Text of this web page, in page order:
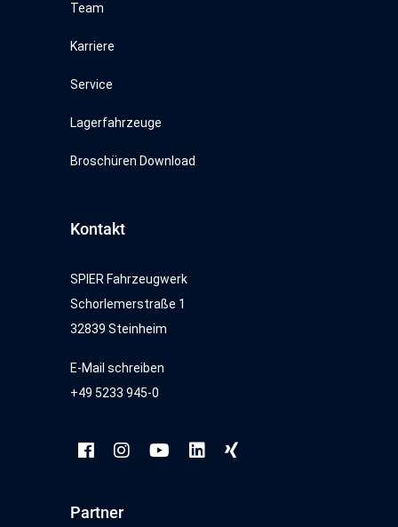
Team
Karriere
Service
Lagerfahrzeuge
Broschüren Download
Kontakt
SPIER Fahrzeugwerk
Schorlemerstraße 1
32839 Steinheim
E-Mail schreiben
+49 5233 945-0
Partner